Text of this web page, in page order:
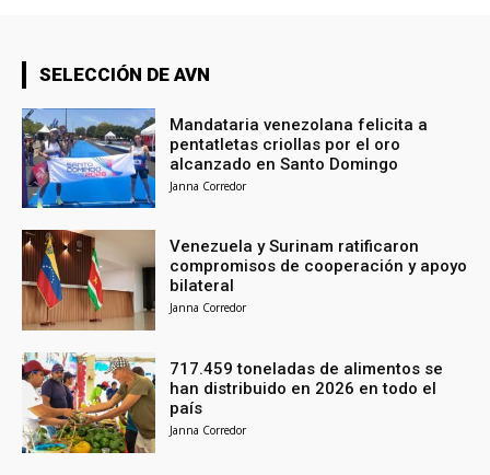
SELECCIÓN DE AVN
Mandataria venezolana felicita a
pentatletas criollas por el oro
alcanzado en Santo Domingo
Janna Corredor
Venezuela y Surinam ratificaron
compromisos de cooperación y apoyo
bilateral
Janna Corredor
717.459 toneladas de alimentos se
han distribuido en 2026 en todo el
país
Janna Corredor